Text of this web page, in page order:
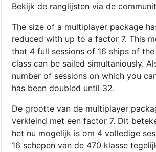
Bekijk de ranglijsten via de
The size of a multiplayer package
reduced with up to a factor 7. This
that 4 full sessions of 16 ships of
class can be sailed simultaniously.
number of sessions on which you
has been doubled until 32.
De grootte van de multiplayer
verkleind met een factor 7. Dit
het nu mogelijk is om 4 volledige
16 schepen van de 470 klasse